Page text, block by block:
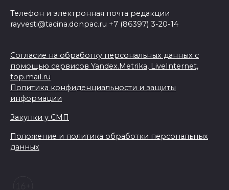
Телефон и электронная почта редакции
rayvesti@tacina.donpac.ru +7 (86397) 3-20-14
Согласие на обработку персональных данных с
помощью сервисов Yandex.Metrika, LiveInternet,
top.mail.ru
Политика конфиденциальности и защиты
информации
Закупки у СМП
Положение и политика обработки персональных
данных